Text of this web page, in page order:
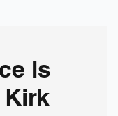
Is
Kirk